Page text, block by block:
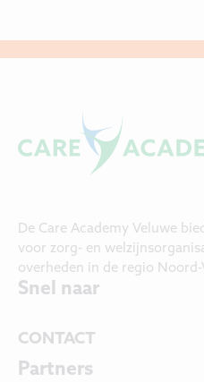
De Care Academy Veluwe
voor zorg- en
overheden in de regio
Snel naar
CONTACT
Partners